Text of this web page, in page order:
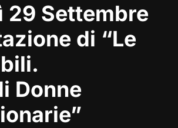
29 Settembre
di “Le
Donne